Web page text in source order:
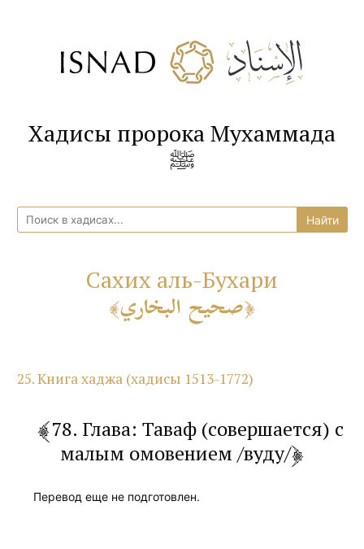
Хадисы пророка Мухаммада
ﷺ
Сахих аль-Бухари
صحيح البخاري
25. Книга хаджа (хадисы 1513-1772)
78. Глава: Таваф (совершается) с
малым омовением /вуду/
Перевод еще не подготовлен.